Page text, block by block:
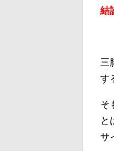
結
三
す
そ
と
サ